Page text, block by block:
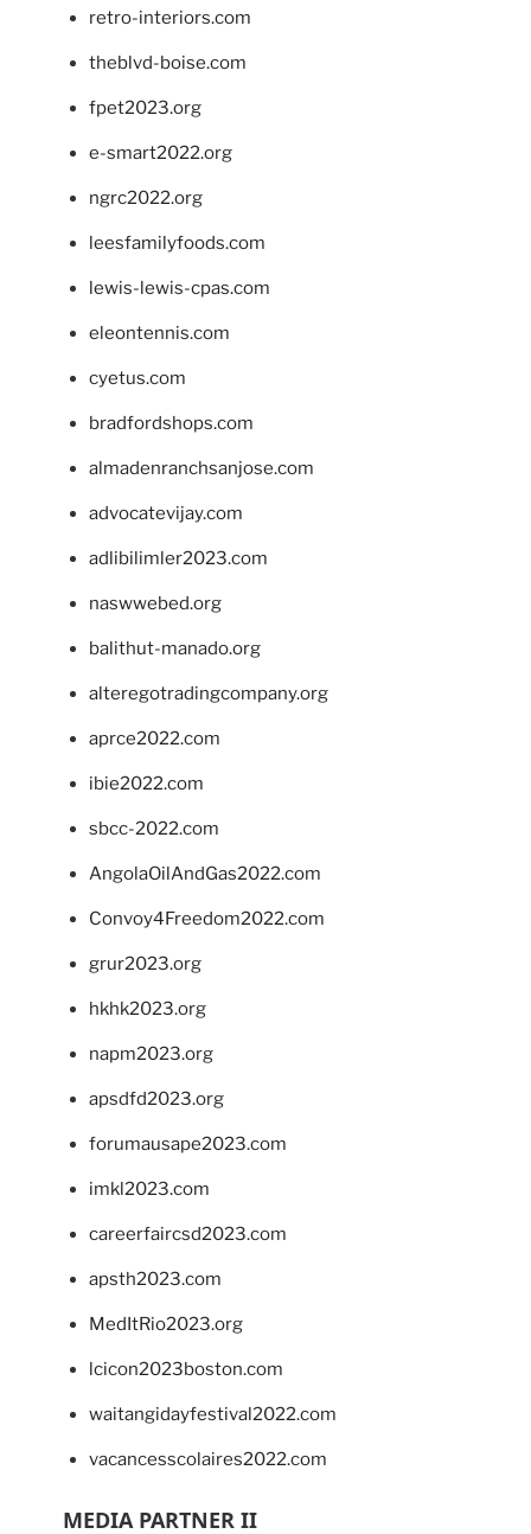
retro-interiors.com
theblvd-boise.com
fpet2023.org
e-smart2022.org
ngrc2022.org
leesfamilyfoods.com
lewis-lewis-cpas.com
eleontennis.com
cyetus.com
bradfordshops.com
almadenranchsanjose.com
advocatevijay.com
adlibilimler2023.com
naswwebed.org
balithut-manado.org
alteregotradingcompany.org
aprce2022.com
ibie2022.com
sbcc-2022.com
AngolaOilAndGas2022.com
Convoy4Freedom2022.com
grur2023.org
hkhk2023.org
napm2023.org
apsdfd2023.org
forumausape2023.com
imkl2023.com
careerfaircsd2023.com
apsth2023.com
MedItRio2023.org
lcicon2023boston.com
waitangidayfestival2022.com
vacancesscolaires2022.com
MEDIA PARTNER II